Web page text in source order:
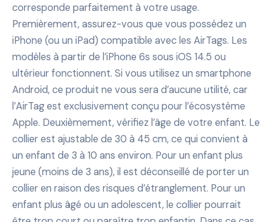
corresponde parfaitement à votre usage.
Premièrement, assurez-vous que vous possédez un
iPhone (ou un iPad) compatible avec les AirTags. Les
modèles à partir de l’iPhone 6s sous iOS 14.5 ou
ultérieur fonctionnent. Si vous utilisez un smartphone
Android, ce produit ne vous sera d’aucune utilité, car
l’AirTag est exclusivement conçu pour l’écosystème
Apple. Deuxièmement, vérifiez l’âge de votre enfant. Le
collier est ajustable de 30 à 45 cm, ce qui convient à
un enfant de 3 à 10 ans environ. Pour un enfant plus
jeune (moins de 3 ans), il est déconseillé de porter un
collier en raison des risques d’étranglement. Pour un
enfant plus âgé ou un adolescent, le collier pourrait